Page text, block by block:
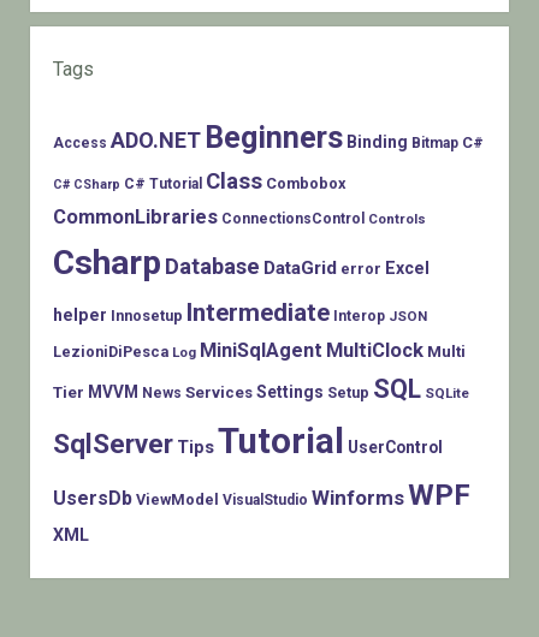
Tags
Access ADO.NET Beginners Binding Bitmap C#
C# CSharp C# Tutorial Class Combobox
CommonLibraries ConnectionsControl Controls
Csharp Database DataGrid error Excel
helper Innosetup Intermediate Interop JSON
LezioniDiPesca Log MiniSqlAgent MultiClock Multi
Tier MVVM News Services Settings Setup SQL SQLite
SqlServer TipsTutorial UserControl
UsersDb ViewModel VisualStudio WinformsWPF
XML